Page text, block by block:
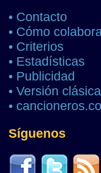
• Contacto
• Cómo
• Criterios
• Estadísticas
• Publicidad
• Versión clásica
•
Síguenos